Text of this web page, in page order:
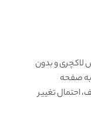
و بدون
به صفحه
احتمال تغییر